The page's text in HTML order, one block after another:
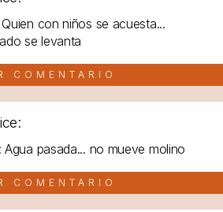
con niños se acuesta...
se levanta
COMENTARIO
pasada... no mueve molino
COMENTARIO